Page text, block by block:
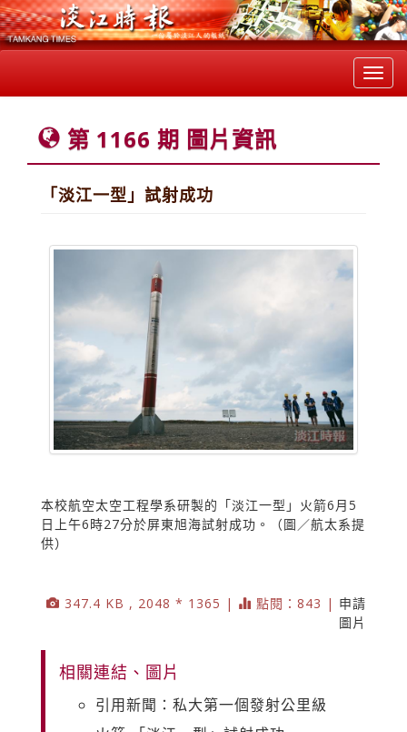
第 1166 期 圖片資訊
「淡江一型」試射成功
本校航空太空工程學系研製的「淡江一型」火箭6月5
日上午6時27分於屏東旭海試射成功。（圖／航太系提
供）
347.4 KB , 2048 * 1365 | 點閱：843 | 申請
圖片
相關連結、圖片
引用新聞：私大第一個發射公里級